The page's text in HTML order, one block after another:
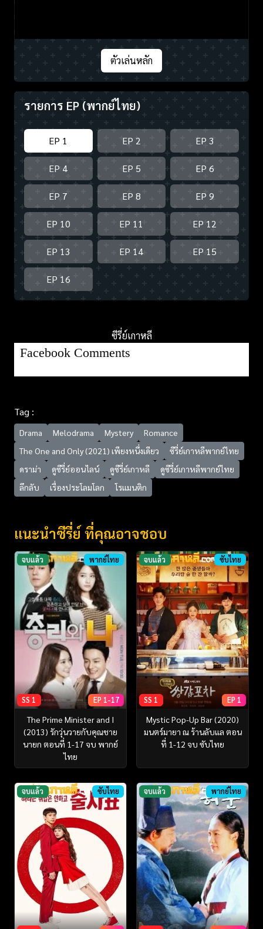
ตัวเล่นหลัก
รายการ EP (พากย์ไทย)
EP 1 EP 2 EP 3
EP 4 EP 5 EP 6
EP 7 EP 8 EP 9
EP 10 EP 11 EP 12
EP 13 EP 14 EP 15
EP 16
ซีรี่ย์เกาหลี
Facebook Comments
Tag :
Drama Melodrama Mystery
Romance
The One and Only (2021) เพียงหนึ่งเดียว
ซีรี่ย์เกาหลีพากย์ไทย
ดราม่า
ดูซีรี่ย์ออนไลน์ ดูซีรี่ย์เกาหลี
ดูซีรี่ย์เกาหลีพากย์ไทย
ลึกลับ
เรื่องประโลมโลก โรแมนติก
แนะนำซีรี่ย์ ที่คุณอาจชอบ
จบแล้ว พากย์ไทย
SS 1 EP 1-17
The Prime Minister and I
(2013) รักวุ่นวายกับคุณชาย
นายก ตอนที่ 1-17 จบ พากย์
ไทย
จบแล้ว ซับไทย
SS 1 EP 1
Mystic Pop-Up Bar (2020)
มนตร์มายา ณ ร้านลับแล ตอน
ที่ 1-12 จบ ซับไทย
จบแล้ว ซับไทย จบแล้ว พากย์ไทย